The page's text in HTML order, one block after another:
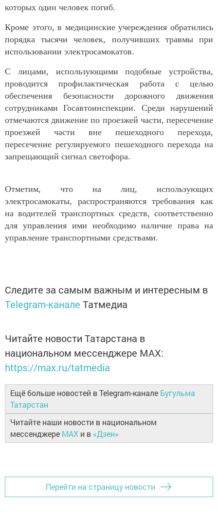
которых один человек погиб.
Кроме этого, в медицинские учереждения обратились
порядка тысячи человек, получивших травмы при
использовании электросамокатов.
С лицами, использующими подобные устройства,
проводится профилактическая работа с целью
обеспечения безопасности дорожного движения
сотрудниками Госавтоинспекции. Среди нарушений
отмечаются движение по проезжей части, пересечение
проезжей части вне пешеходного перехода,
пересечение регулируемого пешеходного перехода на
запрещающий сигнал светофора.
Отметим, что на лиц, использующих
электросамокаты, распространяются требования как
на водителей транспортных средств, соответственно
для управления ими необходимо наличие права на
управление транспортными средствами.
Следите за самым важным и интересным в
Telegram-канале Татмедиа
Читайте новости Татарстана в
национальном мессенджере MАХ:
https://max.ru/tatmedia
Ещё больше новостей в Telegram-канале Бугульма
Татарстан
Читайте наши новости в национальном
мессенджере MAX и в «Дзен»
Перейти на страницу новости